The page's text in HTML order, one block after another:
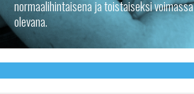
normaalihintaisena ja toistaiseksi voimassa
olevana.